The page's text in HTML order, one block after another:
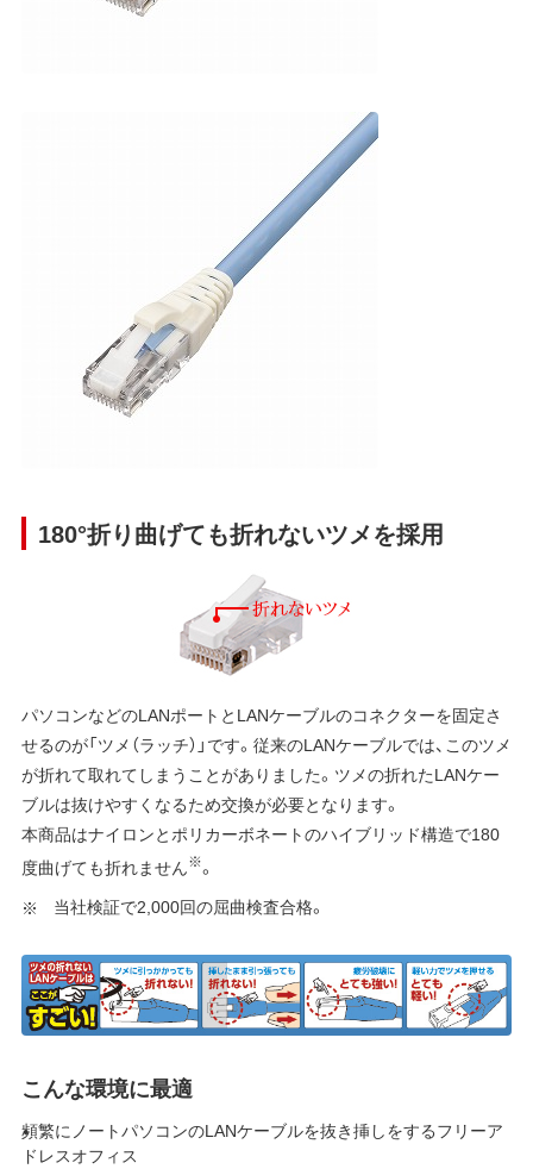
180°折り曲げても折れないツメを採用
パソコンなどのLANポートとLANケーブルのコネクターを固定さ
せるのが「ツメ（ラッチ）」です。従来のLANケーブルでは、このツメ
が折れて取れてしまうことがありました。ツメの折れたLANケー
ブルは抜けやすくなるため交換が必要となります。
本商品はナイロンとポリカーボネートのハイブリッド構造で180
度曲げても折れません※。
当社検証で2,000回の屈曲検査合格。
こんな環境に最適
頻繁にノートパソコンのLANケーブルを抜き挿しをするフリーア
ドレスオフィス